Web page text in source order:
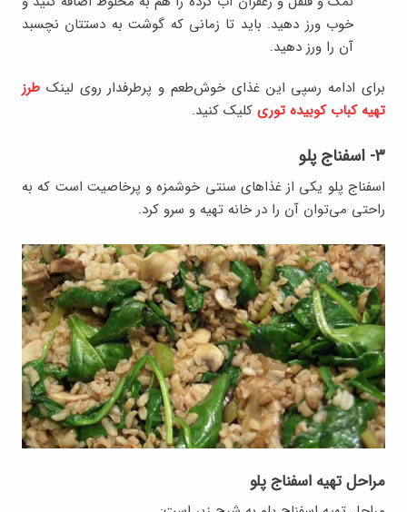
خوب ورز دهید. باید تا زمانی که گوشت به دستتان نچسبد
آن را ورز دهید.
برای ادامه رسپی این غذای خوش‌طعم و پرطرفدار روی لینک طرز
تهیه کباب کوبیده توری کلیک کنید.
۳- اسفناج پلو
اسفناج پلو یکی از غذا‌های سنتی خوشمزه و پرخاصیت است که به
راحتی می‌توان آن را در خانه تهیه و سرو کرد.
مراحل تهیه اسفناج پلو